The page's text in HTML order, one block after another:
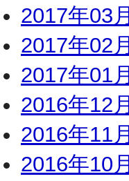
2017年03月
2017年02月
2017年01月
2016年12月
2016年11月
2016年10月